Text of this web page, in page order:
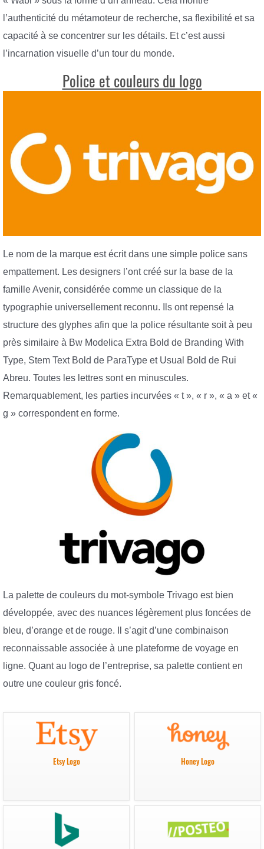
l’authenticité du métamoteur de recherche, sa flexibilité et sa
capacité à se concentrer sur les détails. Et c’est aussi
l’incarnation visuelle d’un tour du monde.
Police et couleurs du logo
Le nom de la marque est écrit dans une simple police sans
empattement. Les designers l’ont créé sur la base de la
famille Avenir, considérée comme un classique de la
typographie universellement reconnu. Ils ont repensé la
structure des glyphes afin que la police résultante soit à peu
près similaire à Bw Modelica Extra Bold de Branding With
Type, Stem Text Bold de ParaType et Usual Bold de Rui
Abreu. Toutes les lettres sont en minuscules.
Remarquablement, les parties incurvées « t », « r », « a » et «
g » correspondent en forme.
La palette de couleurs du mot-symbole Trivago est bien
développée, avec des nuances légèrement plus foncées de
bleu, d’orange et de rouge. Il s’agit d’une combinaison
reconnaissable associée à une plateforme de voyage en
ligne. Quant au logo de l’entreprise, sa palette contient en
outre une couleur gris foncé.
Etsy Logo Honey Logo